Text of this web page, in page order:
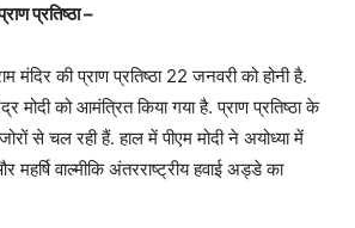
प्रतिष्ठा –
मंदिर की प्राण प्रतिष्ठा 22 जनवरी को होनी है.
मोदी को आमंत्रित किया गया है. प्राण प्रतिष्ठा के
से चल रही हैं. हाल में पीएम मोदी ने अयोध्या में
वाल्मीकि अंतरराष्ट्रीय हवाई अड्डे का